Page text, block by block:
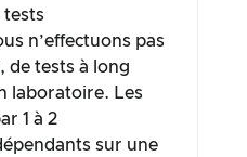
tests
n’effectuons pas
de tests à long
laboratoire. Les
1 à 2
sur une